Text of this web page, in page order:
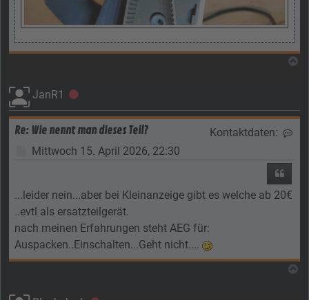
JanR1 Offline
Re: Wie nennt man dieses Teil? Kontaktdaten:
Beitrag
Mittwoch 15. April 2026, 22:30
...leider nein...aber bei Kleinanzeige gibt es welche ab 20€
..evtl als ersatzteilgerät.
nach meinen Erfahrungen steht AEG für:
Auspacken..Einschalten...Geht nicht....